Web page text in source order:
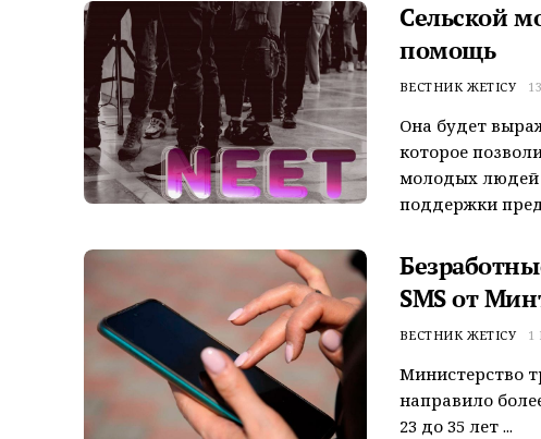
Сельской
помощь
ВЕСТНИК ЖЕТІСУ
Она будет
которое
молодых людей
поддержки
SMS от
ВЕСТНИК ЖЕТІСУ 1
Министерство
направило
23 до 35 лет ...